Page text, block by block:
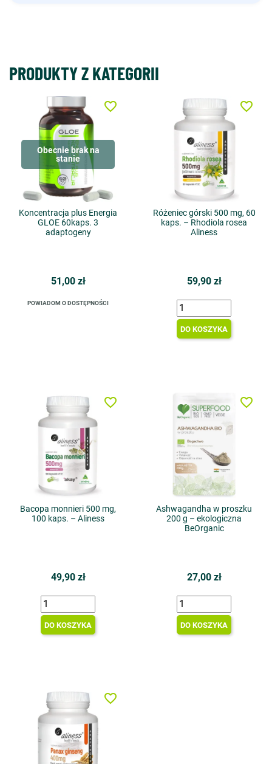
PRODUKTY Z KATEGORII
Obecnie brak na
stanie
Koncentracja plus Energia
GLOE 60kaps. 3
adaptogeny
51,00 zł
POWIADOM O DOSTĘPNOŚCI
favorite_border
Różeniec górski 500 mg, 60
kaps. – Rhodiola rosea
Aliness
59,90 zł
DO KOSZYKA
favorite_border
Bacopa monnieri 500 mg,
100 kaps. – Aliness
49,90 zł
DO KOSZYKA
favorite_border
Ashwagandha w proszku
200 g – ekologiczna
BeOrganic
27,00 zł
DO KOSZYKA
favorite_border
favorite_border